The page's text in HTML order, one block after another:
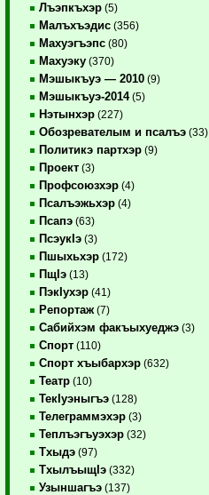
Лъэпкъхэр (5)
Малъхъэдис (356)
Махуэгъэпс (80)
Махуэку (370)
Мэшыкъуэ — 2010 (9)
Мэшыкъуэ-2014(5)
Нэтынхэр (227)
Обозревателым и псалъэ (33)
Политикэ партхэр (9)
Проект (3)
Профсоюзхэр (4)
Псалъэжьхэр (4)
Псапэ (63)
ПсэукIэ (3)
Пшыхьхэр (172)
ПщIэ (13)
ПэкIухэр (41)
Репортаж (7)
Сабийхэм факъыхуеджэ (3)
Спорт (110)
Спорт хъыбархэр (632)
Театр (10)
ТекIуэныгъэ (128)
Телеграммэхэр (3)
Теплъэгъуэхэр (32)
Тхыдэ (97)
ТхылъыщIэ (332)
Узыншагъэ (137)